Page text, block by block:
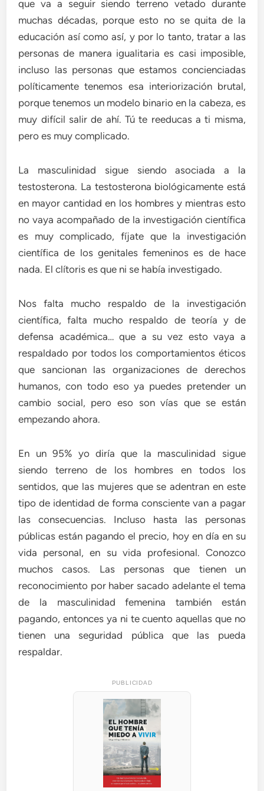
que va a seguir siendo terreno vetado durante
muchas décadas, porque esto no se quita de la
educación así como así, y por lo tanto, tratar a las
personas de manera igualitaria es casi imposible,
incluso las personas que estamos concienciadas
políticamente tenemos esa interiorización brutal,
porque tenemos un modelo binario en la cabeza, es
muy difícil salir de ahí. Tú te reeducas a ti misma,
pero es muy complicado.
La masculinidad sigue siendo asociada a la
testosterona. La testosterona biológicamente está
en mayor cantidad en los hombres y mientras esto
no vaya acompañado de la investigación científica
es muy complicado, fíjate que la investigación
científica de los genitales femeninos es de hace
nada. El clítoris es que ni se había investigado.
Nos falta mucho respaldo de la investigación
científica, falta mucho respaldo de teoría y de
defensa académica… que a su vez esto vaya a
respaldado por todos los comportamientos éticos
que sancionan las organizaciones de derechos
humanos, con todo eso ya puedes pretender un
cambio social, pero eso son vías que se están
empezando ahora.
En un 95% yo diría que la masculinidad sigue
siendo terreno de los hombres en todos los
sentidos, que las mujeres que se adentran en este
tipo de identidad de forma consciente van a pagar
las consecuencias. Incluso hasta las personas
públicas están pagando el precio, hoy en día en su
vida personal, en su vida profesional. Conozco
muchos casos. Las personas que tienen un
reconocimiento por haber sacado adelante el tema
de la masculinidad femenina también están
pagando, entonces ya ni te cuento aquellas que no
tienen una seguridad pública que las pueda
respaldar.
PUBLICIDAD